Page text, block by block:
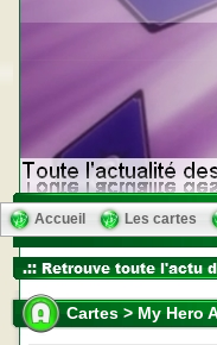
Accueil Les cartes
Cartes > My Hero